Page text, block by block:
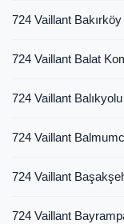
724 Vaillant
724 Vaillant Balat
724 Vaillant
724 Vaillant
724 Vaillant
724 Vaillant